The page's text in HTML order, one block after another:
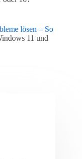
lösen – So
11 und